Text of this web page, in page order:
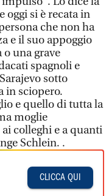
oggi si è recata in
che non ha
e il suo appoggio
o una grave
spagnoli e
sotto
in sciopero.
e quello di tutta la
moglie
colleghi e a quanti
Schlein. .
CLICCA QUI